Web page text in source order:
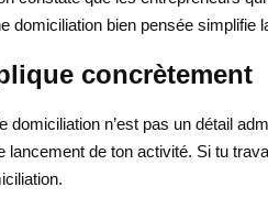
domiciliation bien pensée
concrètement
domiciliation n’est pas un détail
lancement de ton activité. Si tu